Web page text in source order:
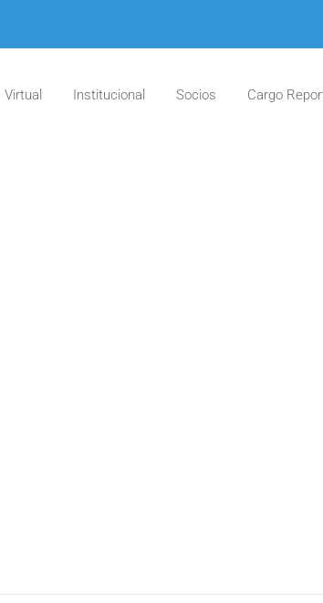
Institucional Socios Cargo